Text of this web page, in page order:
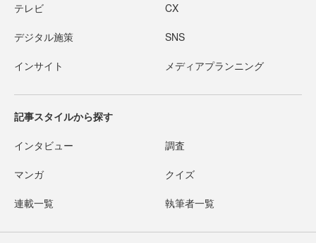
テレビ CX
デジタル施策 SNS
インサイト メディアプランニング
記事スタイルから探す
インタビュー 調査
マンガ クイズ
連載一覧 執筆者一覧